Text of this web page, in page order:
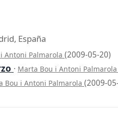
España
Antoni Palmarola (2009-05-20)
· Marta Bou i Antoni Palmarola
Bou i Antoni Palmarola (2009-